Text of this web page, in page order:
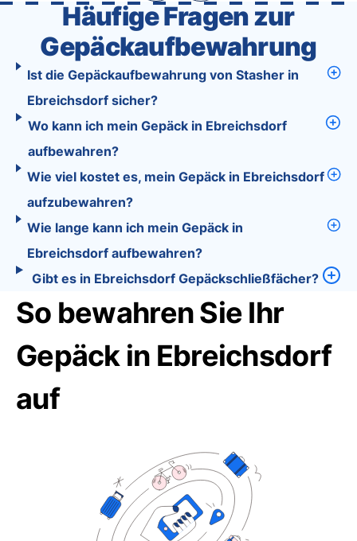
Häufige Fragen zur
Gepäckaufbewahrung
Ist die Gepäckaufbewahrung von Stasher in
Ebreichsdorf sicher?
Wo kann ich mein Gepäck in Ebreichsdorf
aufbewahren?
Wie viel kostet es, mein Gepäck in Ebreichsdorf
aufzubewahren?
Wie lange kann ich mein Gepäck in
Ebreichsdorf aufbewahren?
Gibt es in Ebreichsdorf Gepäckschließfächer?
So bewahren Sie Ihr
Gepäck in Ebreichsdorf
auf